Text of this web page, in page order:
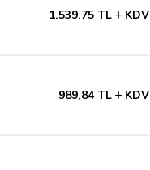
1.539,75 TL KDV
989,84 TL KDV